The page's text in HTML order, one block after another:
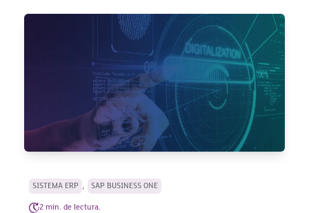
SISTEMA ERP , SAP BUSINESS ONE
2 min. de lectura.